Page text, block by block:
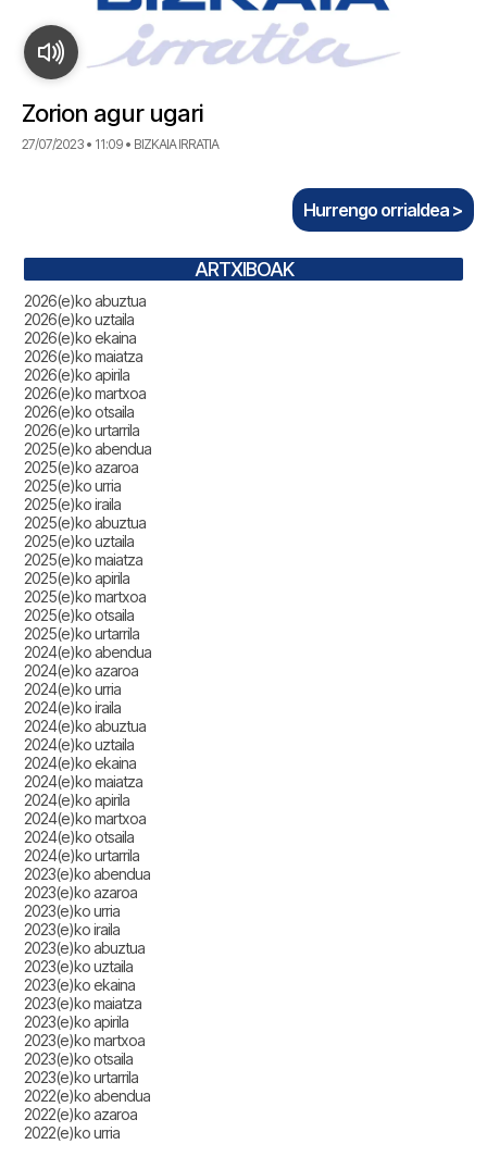
Zorion agur ugari
27/07/2023 • 11:09 • BIZKAIA IRRATIA
Hurrengo orrialdea >
ARTXIBOAK
2026(e)ko abuztua
2026(e)ko uztaila
2026(e)ko ekaina
2026(e)ko maiatza
2026(e)ko apirila
2026(e)ko martxoa
2026(e)ko otsaila
2026(e)ko urtarrila
2025(e)ko abendua
2025(e)ko azaroa
2025(e)ko urria
2025(e)ko iraila
2025(e)ko abuztua
2025(e)ko uztaila
2025(e)ko maiatza
2025(e)ko apirila
2025(e)ko martxoa
2025(e)ko otsaila
2025(e)ko urtarrila
2024(e)ko abendua
2024(e)ko azaroa
2024(e)ko urria
2024(e)ko iraila
2024(e)ko abuztua
2024(e)ko uztaila
2024(e)ko ekaina
2024(e)ko maiatza
2024(e)ko apirila
2024(e)ko martxoa
2024(e)ko otsaila
2024(e)ko urtarrila
2023(e)ko abendua
2023(e)ko azaroa
2023(e)ko urria
2023(e)ko iraila
2023(e)ko abuztua
2023(e)ko uztaila
2023(e)ko ekaina
2023(e)ko maiatza
2023(e)ko apirila
2023(e)ko martxoa
2023(e)ko otsaila
2023(e)ko urtarrila
2022(e)ko abendua
2022(e)ko azaroa
2022(e)ko urria